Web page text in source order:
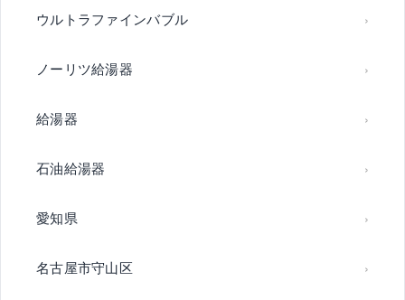
ウルトラファインバブル
ノーリツ給湯器
給湯器
石油給湯器
愛知県
名古屋市守山区